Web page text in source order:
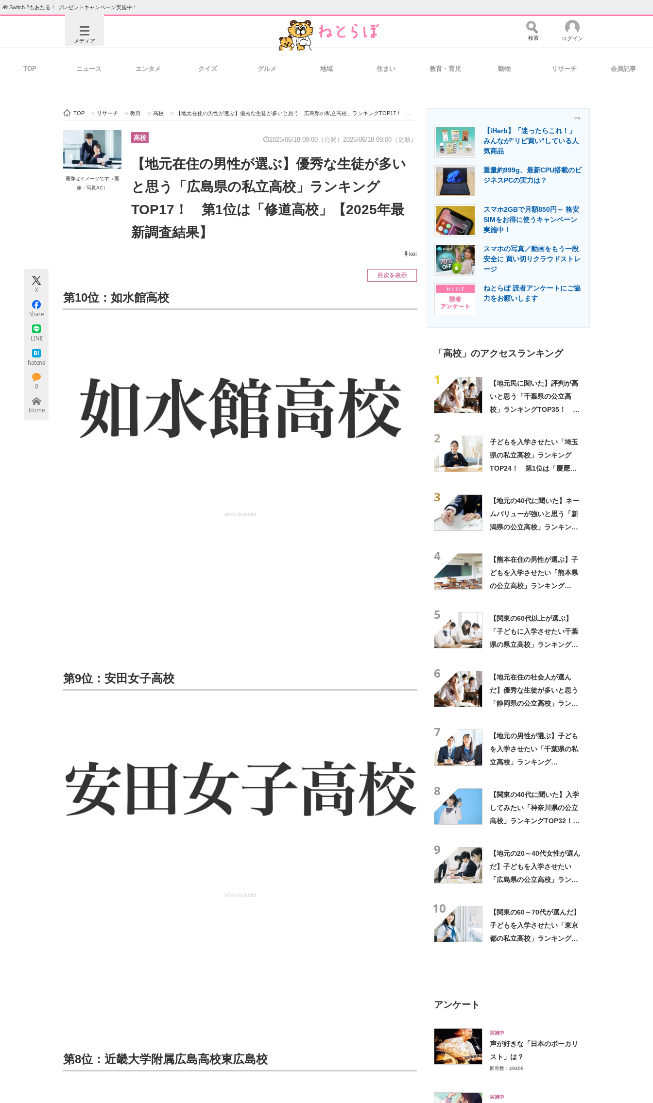
🎁 Switch 2もあたる！ プレゼントキャンペーン実施中！
メディア
ビジネスと働き方のヒント 経営リーダーのコミュニティ マーケ×ITの今がよく分かる
ITエンジニア向け専門サイト 企業向けIT製品の総合サイト 製造業のIT導入・活用を支援
モノづくり技術者専門サイト エレクトロニクス専門サイト エネルギーの専門メディア 建設×テクノロジーの最前線
検索 ログイン
TOP ニュース エンタメ クイズ グルメ 地域 住まい 教育・育児 動物 リサーチ 会員記事
TOP > リサーチ > 教育 > 高校 > 【地元在住の男性が選ぶ】優秀な生徒が多いと思う「広島県の私立高校」ランキングTOP17！ 第1位は「修道高校」【2025年最新調査結果】
画像はイメージです（画
像：写真AC）
高校 2025/06/18 09:00（公開） 2025/06/18 09:00（更新）
【地元在住の男性が選ぶ】優秀な生徒が多い
と思う「広島県の私立高校」ランキング
TOP17！ 第1位は「修道高校」【2025年最
新調査結果】
kei
X
Share
LINE
hatena
0
Home
目次を表示
第10位：如水館高校
advertisement
第9位：安田女子高校
advertisement
第8位：近畿大学附属広島高校東広島校
- PR -
【iHerb】「迷ったらこれ！」
みんなが"リピ買い"している人
気商品
重量約999g、最新CPU搭載のビ
ジネスPCの実力は？
スマホ2GBで月額850円～ 格安
SIMをお得に使うキャンペーン
実施中！
スマホの写真／動画をもう一段
安全に 買い切りクラウドストレ
ージ
ねとらぼ 読者アンケートにご協
力をお願いします
「高校」のアクセスランキング
1
【地元民に聞いた】評判が高
いと思う「千葉県の公立高
校」ランキングTOP35！ 第
2
子どもを入学させたい「埼玉
県の私立高校」ランキング
TOP24！ 第1位は「慶應義
3
【地元の40代に聞いた】ネー
ムバリューが強いと思う「新
潟県の公立高校」ランキング
4
【熊本在住の男性が選ぶ】子
どもを入学させたい「熊本県
の公立高校」ランキング
5
【関東の60代以上が選ぶ】
「子どもに入学させたい千葉
県の県立高校」ランキング
6
【地元在住の社会人が選ん
だ】優秀な生徒が多いと思う
「静岡県の公立高校」ランキ
7
【地元の男性が選ぶ】子ども
を入学させたい「千葉県の私
立高校」ランキング
8
【関東の40代に聞いた】入学
してみたい「神奈川県の公立
高校」ランキングTOP32！
9
【地元の20～40代女性が選ん
だ】子どもを入学させたい
「広島県の公立高校」ランキ
10
【関東の60～70代が選んだ】
子どもを入学させたい「東京
都の私立高校」ランキング
アンケート
実施中
声が好きな「日本のボーカリ
スト」は？
回答数：49468
実施中